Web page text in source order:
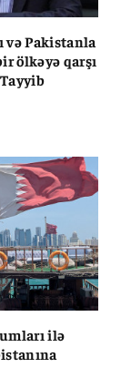
və Pakistanla
ölkəyə qarşı
ilə